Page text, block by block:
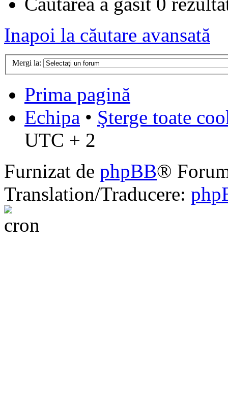
Inapoi la căutare avansată
Mergi la:
Prima pagină
Echipa • Şterge toate
UTC + 2
Furnizat de phpBB®
Translation/Traducere: